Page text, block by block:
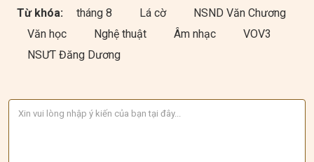
Từ khóa: tháng 8 Lá cờ
NSND Văn Chương
Văn học
Nghệ thuật Âm nhạc
VOV3
NSƯT Đăng Dương